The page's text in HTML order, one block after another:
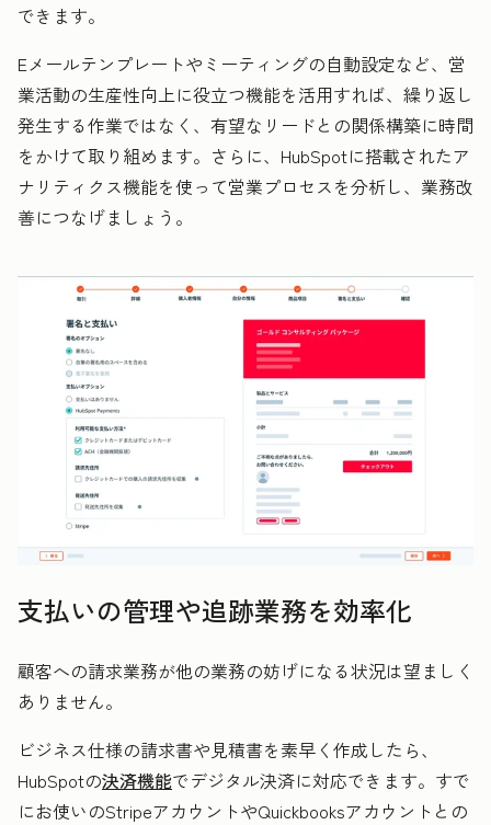
できます。
Eメールテンプレートやミーティングの自動設定など、営
業活動の生産性向上に役立つ機能を活用すれば、繰り返し
発生する作業ではなく、有望なリードとの関係構築に時間
をかけて取り組めます。さらに、HubSpotに搭載されたア
ナリティクス機能を使って営業プロセスを分析し、業務改
善につなげましょう。
支払いの管理や追跡業務を効率化
顧客への請求業務が他の業務の妨げになる状況は望ましく
ありません。
ビジネス仕様の請求書や見積書を素早く作成したら、
HubSpotの決済機能でデジタル決済に対応できます。すで
にお使いのStripeアカウントやQuickbooksアカウントとの